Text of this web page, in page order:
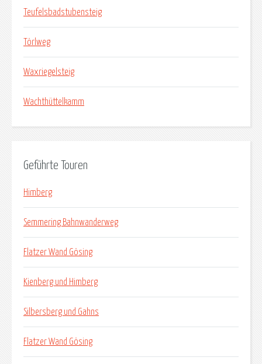
Teufelsbadstubensteig
Törlweg
Waxriegelsteig
Wachthüttelkamm
Geführte Touren
Himberg
Semmering Bahnwanderweg
Flatzer Wand Gösing
Kienberg und Himberg
Silbersberg und Gahns
Flatzer Wand Gösing